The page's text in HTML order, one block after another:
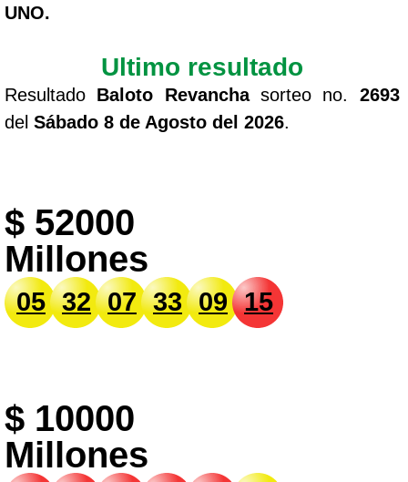
UNO.
Ultimo resultado
Resultado Baloto Revanchasorteo no. 2693
del Sábado 8 de Agosto del 2026.
$ 52000
Millones
05 32 07 33 09 15
$ 10000
Millones